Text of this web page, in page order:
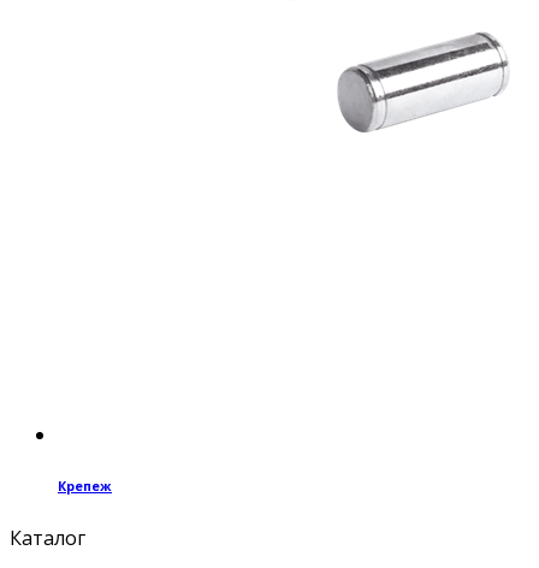
Крепеж
Каталог